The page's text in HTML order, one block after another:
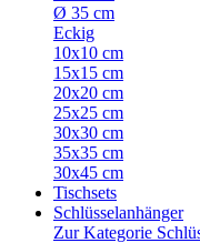
Ø 35 cm
Eckig
10x10 cm
15x15 cm
20x20 cm
25x25 cm
30x30 cm
35x35 cm
30x45 cm
Tischsets
Schlüsselanhänger
Zur Kategorie